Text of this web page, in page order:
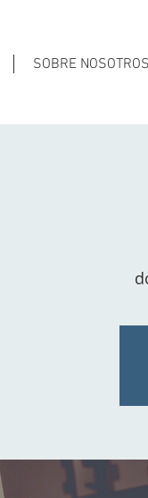
SOBRE NOSOTROS